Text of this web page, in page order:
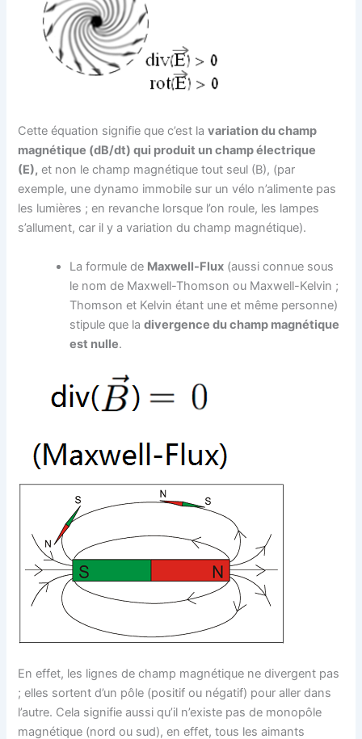
Cette équation signifie que c’est lavariation du champ
magnétique (dB/dt) qui produit un champ électrique
(E), et non le champ magnétique tout seul (B), (par
exemple, une dynamo immobile sur un vélo n’alimente pas
les lumières ; en revanche lorsque l’on roule, les lampes
s’allument, car il y a variation du champ magnétique).
La formule de Maxwell-Flux (aussi connue sous
le nom de Maxwell-Thomson ou Maxwell-Kelvin ;
Thomson et Kelvin étant une et même personne)
stipule que ladivergence du champ magnétique
est nulle.
En effet, les lignes de champ magnétique ne divergent pas
; elles sortent d’un pôle (positif ou négatif) pour aller dans
l’autre. Cela signifie aussi qu’il n’existe pas de monopôle
magnétique (nord ou sud), en effet, tous les aimants